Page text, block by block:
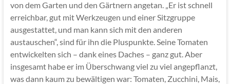
von dem Garten und den Gärtnern angetan. „Er ist schnell
erreichbar, gut mit Werkzeugen und einer Sitzgruppe
ausgestattet, und man kann sich mit den anderen
austauschen“, sind für ihn die Pluspunkte. Seine Tomaten
entwickelten sich – dank eines Daches – ganz gut. Aber
insgesamt habe er im Überschwang viel zu viel angepflanzt,
was dann kaum zu bewältigen war: Tomaten, Zucchini, Mais,